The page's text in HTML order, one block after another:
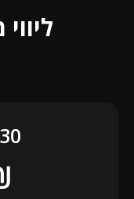
30 ימים (חודש)